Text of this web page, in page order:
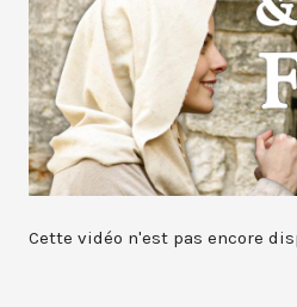
Cette vidéo n'est pas encore